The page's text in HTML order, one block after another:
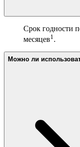
Срок годности
месяцев1 .
Можно ли